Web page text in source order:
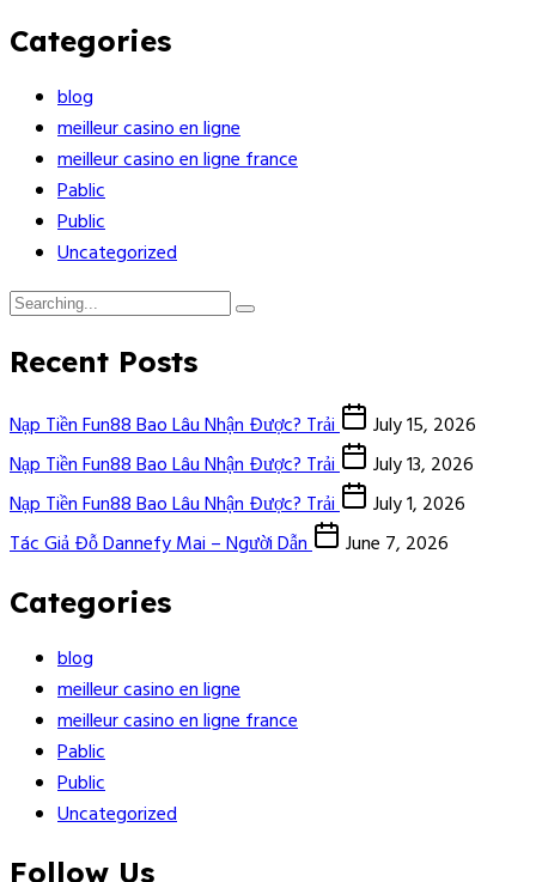
Categories
blog
meilleur casino en ligne
meilleur casino en ligne france
Pablic
Public
Uncategorized
Recent Posts
Nạp Tiền Fun88 Bao Lâu Nhận Được? Trải
July 15, 2026
Nạp Tiền Fun88 Bao Lâu Nhận Được? Trải
July 13, 2026
Nạp Tiền Fun88 Bao Lâu Nhận Được? Trải
July 1, 2026
Tác Giả Đỗ Dannefy Mai – Người Dẫn
June 7, 2026
Categories
blog
meilleur casino en ligne
meilleur casino en ligne france
Pablic
Public
Uncategorized
Follow Us